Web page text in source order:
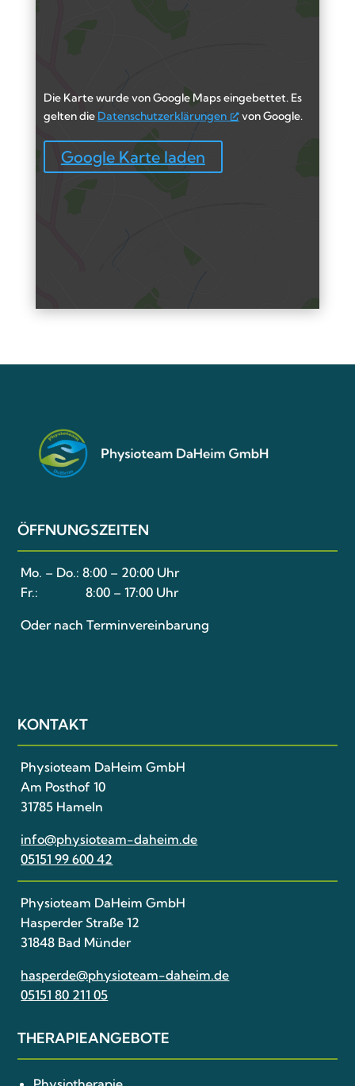
Die Karte wurde von Google Maps eingebettet. Es
gelten die Datenschutzerklärungen von Google.
Google Karte laden
ÖFFNUNGSZEITEN
Mo. – Do.:8:00 – 20:00 Uhr
Fr.:8:00 – 17:00 Uhr
Oder nach Terminvereinbarung
KONTAKT
Physioteam DaHeim GmbH
Am Posthof 10
31785 Hameln
info@physioteam-daheim.de
05151 99 600 42
Physioteam DaHeim GmbH
Hasperder Straße 12
31848 Bad Münder
hasperde@physioteam-daheim.de
05151 80 211 05
THERAPIE­ANGEBOTE